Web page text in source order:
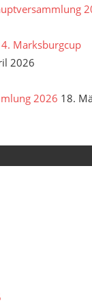
4. Marksburgcup
2026
2026 18.